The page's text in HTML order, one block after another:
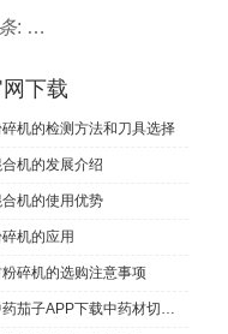
的方法
: 使用小型茄子APP下载
下载
机的检测方法和刀具选择
机的发展介绍
合机的使用优势
机的应用
碎机的选购注意事项